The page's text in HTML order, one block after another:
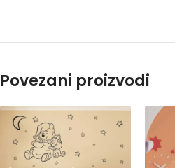
Povezani proizvodi